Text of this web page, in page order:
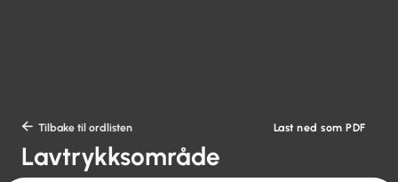
 Tilbake til ordlisten Last ned som PDF
Lavtrykksområde